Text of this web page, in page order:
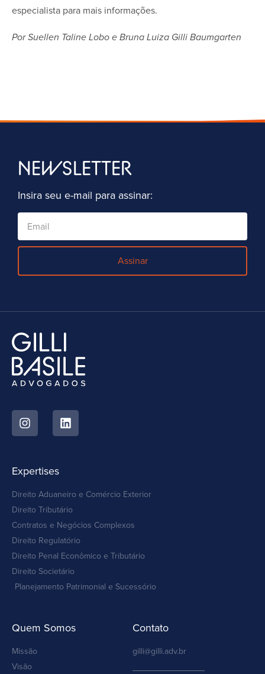
especialista para mais informações.
Por Suellen Taline Lobo e Bruna Luiza Gilli Baumgarten
NEWSLETTER
Insira seu e-mail para assinar:
Assinar
Expertises
Direito Aduaneiro e Comércio Exterior
Direito Tributário
Contratos e Negócios Complexos
Direito Regulatório
Direito Penal Econômico e Tributário
Direito Societário
Planejamento Patrimonial e Sucessório
Quem Somos
Missão
Visão
Contato
gilli@gilli.adv.br